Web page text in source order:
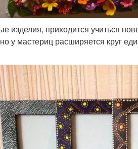
изделия, приходится учиться
у мастериц расширяется круг